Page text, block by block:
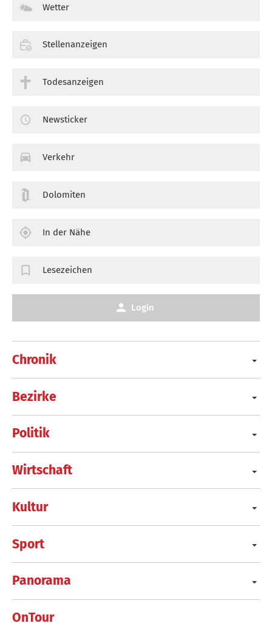
Chronik
Bezirke
Politik
Wirtschaft
Kultur
Sport
Panorama
OnTour
Wetter
Stellenanzeigen
Todesanzeigen
Newsticker
Verkehr
Dolomiten
In der Nähe
Lesezeichen
Login